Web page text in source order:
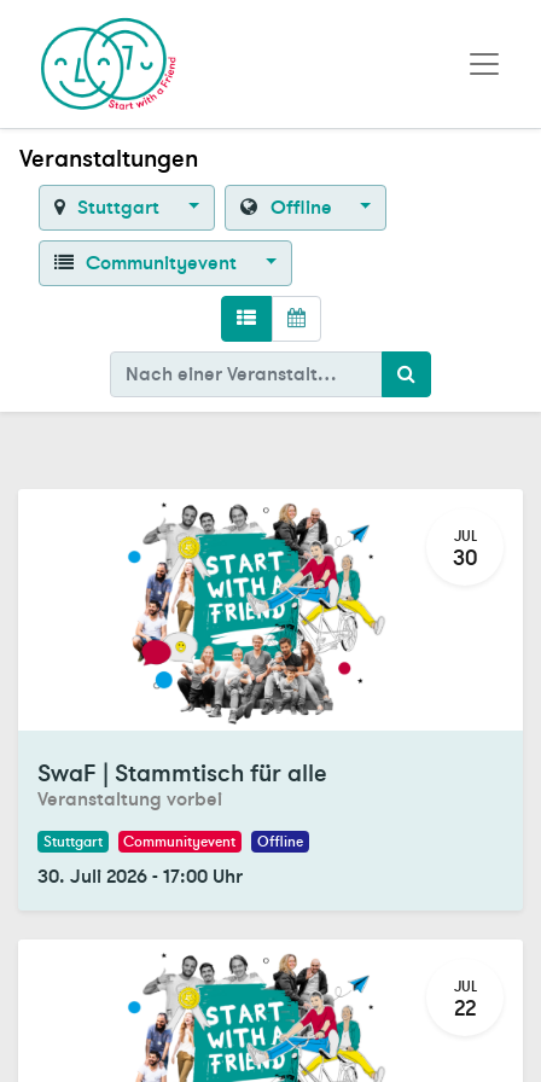
Veranstaltungen
Stuttgart Offline
Communityevent
JUL
30
SwaF | Stammtisch für alle
Veranstaltung vorbei
Stuttgart Communityevent Offline
30. Juli 2026-17:00 Uhr
JUL
22